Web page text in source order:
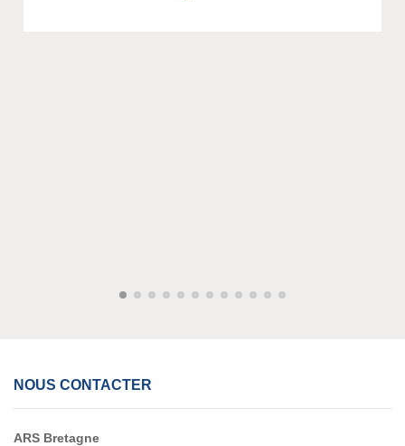
NOUS CONTACTER
ARS Bretagne